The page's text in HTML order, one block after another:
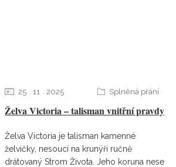
Želva Victoria – talisman vnitřní pravdy
25 11 2025 Splněná přání
Želva Victoria je talisman kamenné
želvičky, nesoucí na krunýři ručně
drátovaný Strom Života. Jeho koruna nese